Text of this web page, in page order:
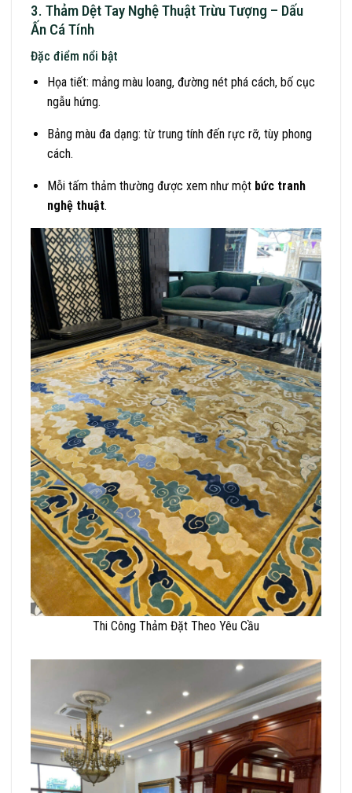
3. Thảm Dệt Tay Nghệ Thuật Trừu Tượng – Dấu
Ấn Cá Tính
Đặc điểm nổi bật
Họa tiết: mảng màu loang, đường nét phá cách, bố cục
ngẫu hứng.
Bảng màu đa dạng: từ trung tính đến rực rỡ, tùy phong
cách.
Mỗi tấm thảm thường được xem như một bức tranh
nghệ thuật.
Thi Công Thảm Đặt Theo Yêu Cầu